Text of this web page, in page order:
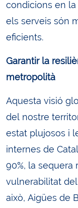
condicions en la
els serveis són
eficients.
Garantir la
metropolità
Aquesta visió
del nostre
estat plujosos i
internes de
90%, la sequera
vulnerabilitat
això, Aigües de